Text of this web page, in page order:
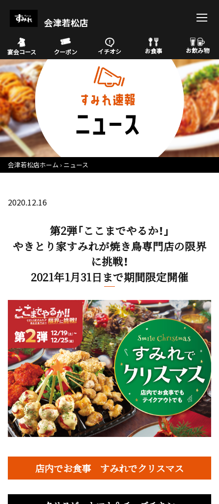
会津若松店
宴会コース クーポン イチオシ お食事 お飲み物
会津若松店ホーム ニュース
2020.12.16
第2弾「ここまでやるか！」
やきとり家すみれが焼き鳥専門店の限界
に挑戦！
2021年1月31日まで期間限定開催
店内でお食事 すみれでクリスマス